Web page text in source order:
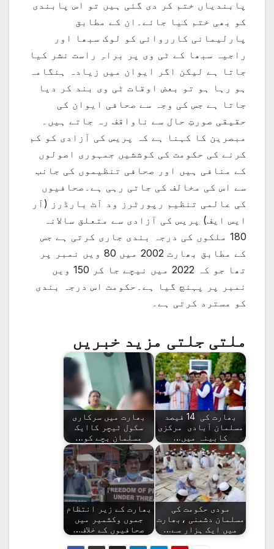
پابندیاں ختم کر دی گئی ہیں تو اس پابندی
کو بھی ختم کیا جائے۔ان کے مطابق
پارلیمانی کارروائی کو لوک سبھا اور
راجیہ سبھا کے ٹی وی پر براہِ راست نشر کیا
جاتا ہے لیکن اگر ایوان میں زیادہ ہنگامہ
ہو رہا ہو تو بعض اوقات ٹی وی بند کر دیا
جاتا ہے جس کی وجہ سے صحافی ایوان کی
حقیقی صورتِ حال سے ناواقف رہ جاتے ہیں۔
مبصرین کا کہنا ہے کہ پریس کی آزادی کو کم
کرنے کی حکومت کی کوششیں جمہوری اصولوں
کے منافی ہیں اور صحافی تنظیموں کی جانب
سے اس کی مخالف کی جاتی رہی ہے۔صحافیوں
کی عالمی تنظیم رپورٹرز ود آٹ بارڈرز (آر
ایس ایف) پریس کی آزادی سے متعلق سالانہ
180 ملکوں کی درجہ بندی جاری کرتی ہے جس
کے مطابق بھارت 2002 میں 80 ویں نمبر پر
تھا جو کہ 2022 میں نیچے جا کر 150 ویں
نمبر پر پہنچ گیا ہے۔حکومت اس درجہ بندی
کو مسترد کرتی ہے۔
ملتی جلتی مزید خبریں
بھارت کی 14 فیصد
مسلمان آبادی مرکزی
کابینہ میں…
بھارت میں سرکاری
سکول ٹیچر کاایک
مسلمان بچے کو…
مودی حکومت کی
مسلمان دشمنی ،بھارت
میں ایک ہزار سے…
بھارت کے زیر انتظام
جموں وکشمیر میں
صحافیوں کے خلاف…